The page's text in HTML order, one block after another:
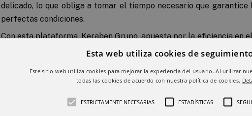
delicado, lo que obliga a tomar el tiempo necesario que
perfectas condiciones.
Con esta plataforma, Keraben Grupo, apuesta por la eficiencia en
clientes y transportistas como parala propia compañía, al reducir
coordinar las tareas.
recogidas y conocer con antelación el tiempo necesario para
Esta web utiliza cookies de
Este sitio web utiliza cookies para mejorar la experiencia del usuario. Al utilizar
todas las cookies de acuerdo con nuestra política de cookies.
ESTRICTAMENTE NECESARIAS ESTADÍSTICAS